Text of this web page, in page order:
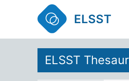
ELSST
ELSST
NEMOCI
OBRANA
OBYVATELSTVO
OČEKÁVÁNÍ
ODZBROJENÍ
OKUPOVANÁ ÚZEMÍ